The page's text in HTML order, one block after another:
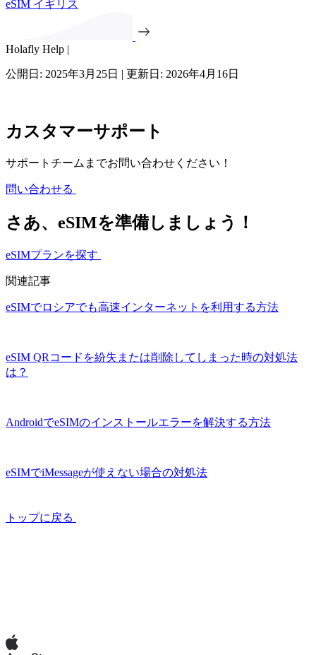
eSIM イギリス
Holafly Help |
公開日: 2025年3月25日 | 更新日: 2026年4月16日
カスタマーサポート
サポートチームまでお問い合わせください！
問い合わせる
さあ、eSIMを準備しましょう！
eSIMプランを探す
関連記事
eSIMでロシアでも高速インターネットを利用する方法
eSIM QRコードを紛失または削除してしまった時の対処法
は？
AndroidでeSIMのインストールエラーを解決する方法
eSIMでiMessageが使えない場合の対処法
トップに戻る